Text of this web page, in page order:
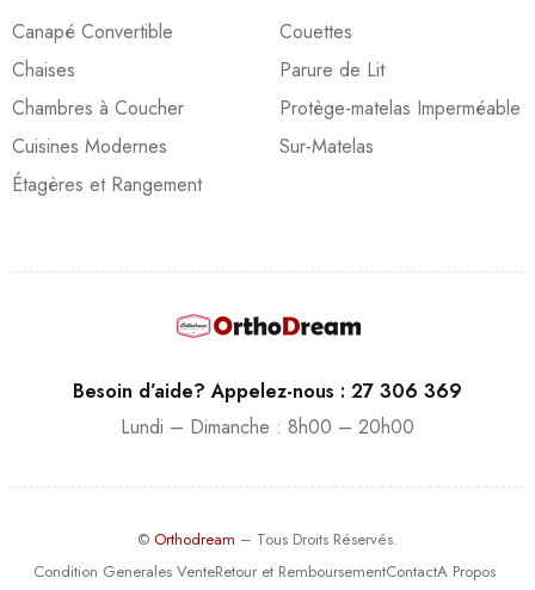
Canapé Convertible
Chaises
Chambres à Coucher
Cuisines Modernes
Étagères et Rangement
Couettes
Parure de Lit
Protège-matelas Imperméable
Sur-Matelas
Besoin d’aide? Appelez-nous : 27 306 369
Lundi – Dimanche : 8h00 – 20h00
© Orthodream – Tous Droits Réservés.
Condition Generales VenteRetour et RemboursementContactA Propos